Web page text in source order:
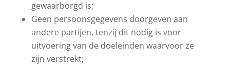
gewaarborgd is;
Geen persoonsgegevens doorgeven aan
andere partijen, tenzij dit nodig is voor
uitvoering van de doeleinden waarvoor ze
zijn verstrekt;